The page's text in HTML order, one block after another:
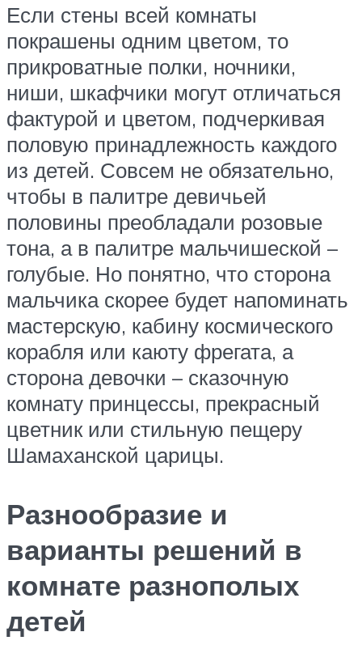
Если стены всей комнаты
покрашены одним цветом, то
прикроватные полки, ночники,
ниши, шкафчики могут отличаться
фактурой и цветом, подчеркивая
половую принадлежность каждого
из детей. Совсем не обязательно,
чтобы в палитре девичьей
половины преобладали розовые
тона, а в палитре мальчишеской –
голубые. Но понятно, что сторона
мальчика скорее будет напоминать
мастерскую, кабину космического
корабля или каюту фрегата, а
сторона девочки – сказочную
комнату принцессы, прекрасный
цветник или стильную пещеру
Шамаханской царицы.
Разнообразие и
варианты решений в
комнате разнополых
детей